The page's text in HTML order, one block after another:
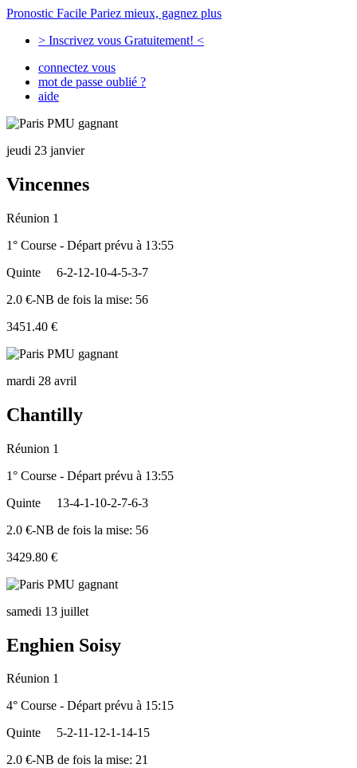
Pronostic Facile Pariez mieux, gagnez plus
> Inscrivez vous Gratuitement! <
connectez vous
mot de passe oublié ?
aide
jeudi 23 janvier
Vincennes
Réunion 1
1° Course - Départ prévu à 13:55
Quinte
6-2-12-10-4-5-3-7
2.0 €-NB de fois la mise: 56
3451.40 €
mardi 28 avril
Chantilly
Réunion 1
1° Course - Départ prévu à 13:55
Quinte
13-4-1-10-2-7-6-3
2.0 €-NB de fois la mise: 56
3429.80 €
samedi 13 juillet
Enghien Soisy
Réunion 1
4° Course - Départ prévu à 15:15
Quinte
5-2-11-12-1-14-15
2.0 €-NB de fois la mise: 21